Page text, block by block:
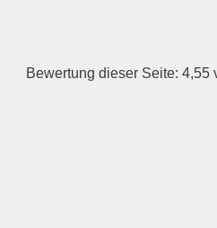
Bewertung dieser Seite: 4,55